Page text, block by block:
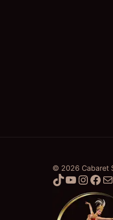
© 2026 Cabaret
TikTok
YouTube